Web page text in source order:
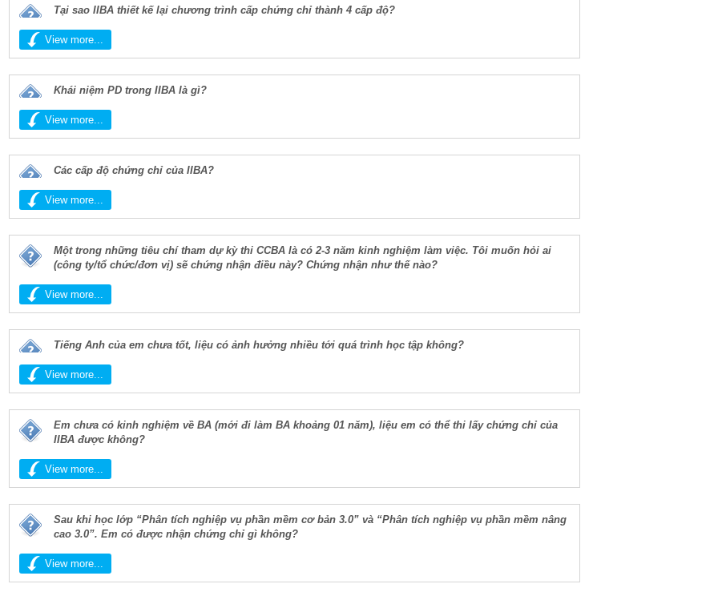
Tại sao IIBA thiết kế lại chương trình cấp chứng chỉ thành 4 cấp độ?
View more...
Khái niệm PD trong IIBA là gì?
View more...
Các cấp độ chứng chỉ của IIBA?
View more...
Một trong những tiêu chí tham dự kỳ thi CCBA là có 2-3 năm kinh nghiệm làm việc. Tôi muốn hỏi ai
(công ty/tổ chức/đơn vị) sẽ chứng nhận điều này? Chứng nhận như thế nào?
View more...
Tiếng Anh của em chưa tốt, liệu có ảnh hưởng nhiều tới quá trình học tập không?
View more...
Em chưa có kinh nghiệm về BA (mới đi làm BA khoảng 01 năm), liệu em có thể thi lấy chứng chỉ của
IIBA được không?
View more...
Sau khi học lớp “Phân tích nghiệp vụ phần mềm cơ bản 3.0” và “Phân tích nghiệp vụ phần mềm nâng
cao 3.0”. Em có được nhận chứng chỉ gì không?
View more...